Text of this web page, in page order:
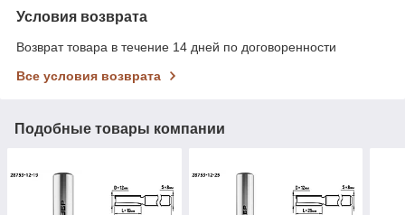
Условия возврата
Возврат товара в течение 14 дней по договоренности
Все условия возврата
Подобные товары компании